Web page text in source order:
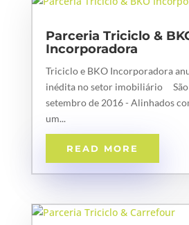
Parceria Triciclo &
Incorporadora
Triciclo e BKO Incorporadora
inédita no setor imobiliário São
setembro de 2016 - Alinhados
um...
READ MORE